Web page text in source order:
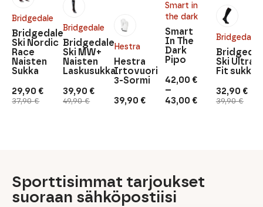
Bridgedale
37,90€
Alkuperäinen
29,90 €
Nykyinen
Bridgedale
Ski Nordic
Race
Naisten
Sukka
Bridgedale
49,90€
Alkuperäinen
39,90 €
Nykyinen
Bridgedale
Ski MW+
Naisten
Laskusukka
Hestra
39,90 €
Hestra
Irtovuori
3-Sormi
Smart in
the dark
42,00 €
–
43,00 €
Hintaluokka:
42,00 €
Smart
In The
Dark
Pipo
Bridgedale
39,90€
32,90 €
Nykyinen
Ski Ultra
Fit sukka
Sporttisimmat tarjoukset
suoraan sähköpostiisi